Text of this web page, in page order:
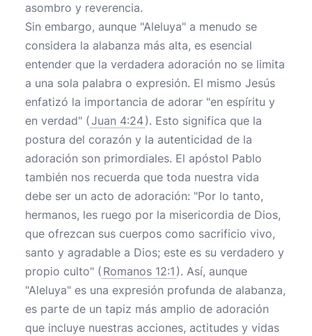
asombro y reverencia.
Sin embargo, aunque "Aleluya" a menudo se
considera la alabanza más alta, es esencial
entender que la verdadera adoración no se limita
a una sola palabra o expresión. El mismo Jesús
enfatizó la importancia de adorar "en espíritu y
en verdad" (Juan 4:24). Esto significa que la
postura del corazón y la autenticidad de la
adoración son primordiales. El apóstol Pablo
también nos recuerda que toda nuestra vida
debe ser un acto de adoración: "Por lo tanto,
hermanos, les ruego por la misericordia de Dios,
que ofrezcan sus cuerpos como sacrificio vivo,
santo y agradable a Dios; este es su verdadero y
propio culto" ( Romanos 12:1 ). Así, aunque
"Aleluya" es una expresión profunda de alabanza,
es parte de un tapiz más amplio de adoración
que incluye nuestras acciones, actitudes y vidas